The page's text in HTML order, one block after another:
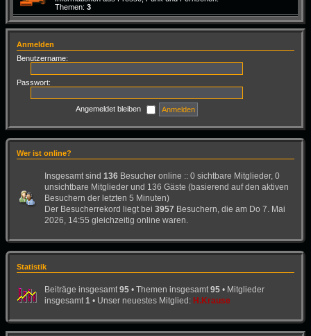
Themen: 3
Anmelden
Benutzername:
Passwort:
Angemeldet bleiben
Wer ist online?
Insgesamt sind 136 Besucher online :: 0 sichtbare Mitglieder, 0
unsichtbare Mitglieder und 136 Gäste (basierend auf den aktiven
Besuchern der letzten 5 Minuten)
Der Besucherrekord liegt bei 3957 Besuchern, die am Do 7. Mai
2026, 14:55 gleichzeitig online waren.
Statistik
Beiträge insgesamt 95 • Themen insgesamt 95 • Mitglieder
insgesamt 1 • Unser neuestes Mitglied: H.Krause